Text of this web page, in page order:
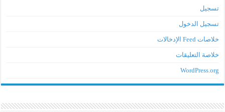
تسجيل
تسجيل الدخول
خلاصات Feed الإدخالات
خلاصة التعليقات
WordPress.org